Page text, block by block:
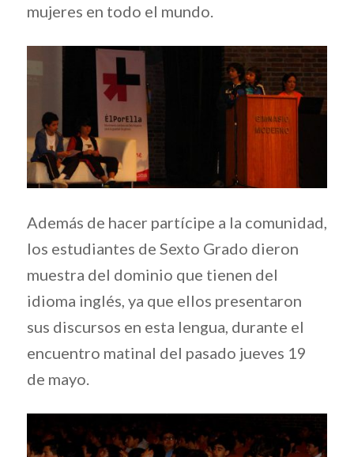
mujeres en todo el mundo.
Además de hacer partícipe a la comunidad,
los estudiantes de Sexto Grado dieron
muestra del dominio que tienen del
idioma inglés, ya que ellos presentaron
sus discursos en esta lengua, durante el
encuentro matinal del pasado jueves 19
de mayo.